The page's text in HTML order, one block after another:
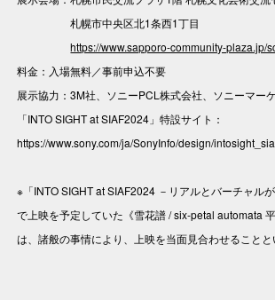
札幌市中央区北1条西1丁目
https://www.sapporo-community-plaza.jp/
料金：入場無料／事前申込不要
展示協力：3M社、ソニーPCL株式会社、ソニーマー
「INTO SIGHT at SIAF2024」特設サイト：
https://www.sony.com/ja/SonyInfo/design/
※「INTO SIGHT at SIAF2024 －リアルとバーチャル
で上映を予定していた《雪花譜 / six-petal automata
は、諸般の事情により、上映を当面見合わせることと